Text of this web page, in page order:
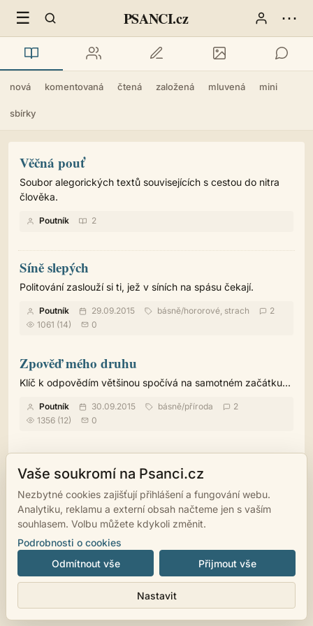
☰ PSANCI.cz ⋯
nová komentovaná čtená založená mluvená mini
sbírky
Věčná pouť
Soubor alegorických textů souvisejících s cestou do nitra
člověka.
Poutník 2
Síně slepých
Politování zaslouží si ti, jež v síních na spásu čekají.
Poutník 29.09.2015 básně/hororové, strach
2
1061 (14)
0
Zpověď mého druhu
Klíč k odpovědím většinou spočívá na samotném začátku...
Poutník 30.09.2015 básně/příroda
2
1356 (12)
0
© 2007 - 2026psanci.cz • Nastavení cookies•Facebook• Programming
by
LUKiO
Vaše soukromí na Psanci.cz
Nezbytné cookies zajišťují přihlášení a fungování webu.
Analytiku, reklamu a externí obsah načteme jen s vaším
souhlasem. Volbu můžete kdykoli změnit.
Podrobnosti o cookies
Odmítnout vše
Nastavit
Přijmout vše